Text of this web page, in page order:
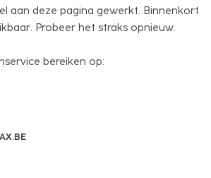
aan deze pagina gewerkt. Binnenkort
Probeer het straks opnieuw.
bereiken op: